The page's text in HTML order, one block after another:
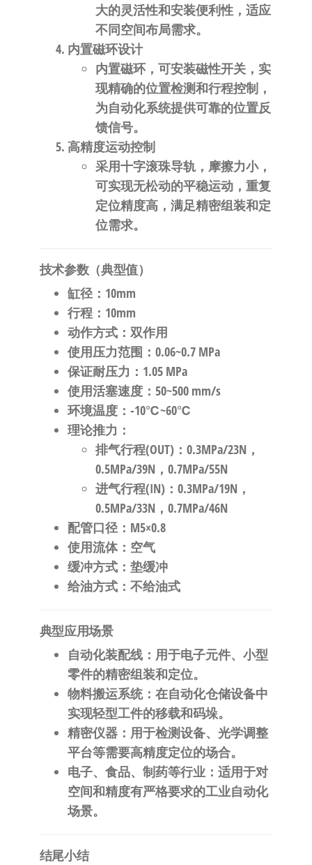
大的灵活性和安装便利性，适应
不同空间布局需求。
内置磁环设计
内置磁环，可安装磁性开关，实
现精确的位置检测和行程控制，
为自动化系统提供可靠的位置反
馈信号。
高精度运动控制
采用十字滚珠导轨，摩擦力小，
可实现无松动的平稳运动，重复
定位精度高，满足精密组装和定
位需求。
技术参数（典型值）
缸径：10mm
行程：10mm
动作方式：双作用
使用压力范围 ：0.06~0.7 MPa
保证耐压力 ：1.05 MPa
使用活塞速度：50~500 mm/s
环境温度：-10℃~60℃
理论推力 ：
排气行程(OUT)：0.3MPa/23N，
0.5MPa/39N，0.7MPa/55N
进气行程(IN)：0.3MPa/19N，
0.5MPa/33N，0.7MPa/46N
配管口径：M5×0.8
使用流体：空气
缓冲方式：垫缓冲
给油方式：不给油式
典型应用场景
自动化装配线：用于电子元件、小型
零件的精密组装和定位。
物料搬运系统：在自动化仓储设备中
实现轻型工件的移载和码垛。
精密仪器：用于检测设备、光学调整
平台等需要高精度定位的场合。
电子、食品、制药等行业：适用于对
空间和精度有严格要求的工业自动化
场景。
结尾小结